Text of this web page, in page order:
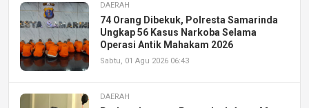
DAERAH
74 Orang Dibekuk, Polresta Samarinda
Ungkap 56 Kasus Narkoba Selama
Operasi Antik Mahakam 2026
Sabtu, 01 Agu 2026 06:43
DAERAH